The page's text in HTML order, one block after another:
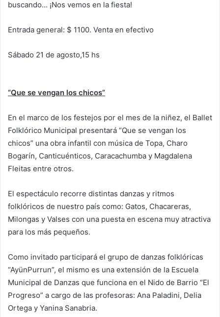
buscando… ¡Nos vemos en la fiesta!
Entrada general: $ 1100. Venta en efectivo
Sábado 21 de agosto,15 hs
“Que se vengan los chicos”
En el marco de los festejos por el mes de la niñez, el Ballet
Folklórico Municipal presentará “Que se vengan los
chicos” una obra infantil con música de Topa, Charo
Bogarín, Canticuénticos, Caracachumba y Magdalena
Fleitas entre otros.
El espectáculo recorre distintas danzas y ritmos
folklóricos de nuestro país como: Gatos, Chacareras,
Milongas y Valses con una puesta en escena muy atractiva
para los más pequeños.
Como invitado participará el grupo de danzas folklóricas
“AyünPurrun”, el mismo es una extensión de la Escuela
Municipal de Danzas que funciona en el Nido de Barrio “El
Progreso” a cargo de las profesoras: Ana Paladini, Delia
Ortega y Yanina Sanabria.